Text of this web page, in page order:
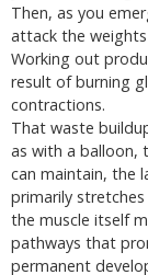
Then, as you
attack the
Working out
result of burning
contractions.
That waste
as with a balloon,
can maintain, the
primarily
the muscle itself
pathways that
permanent